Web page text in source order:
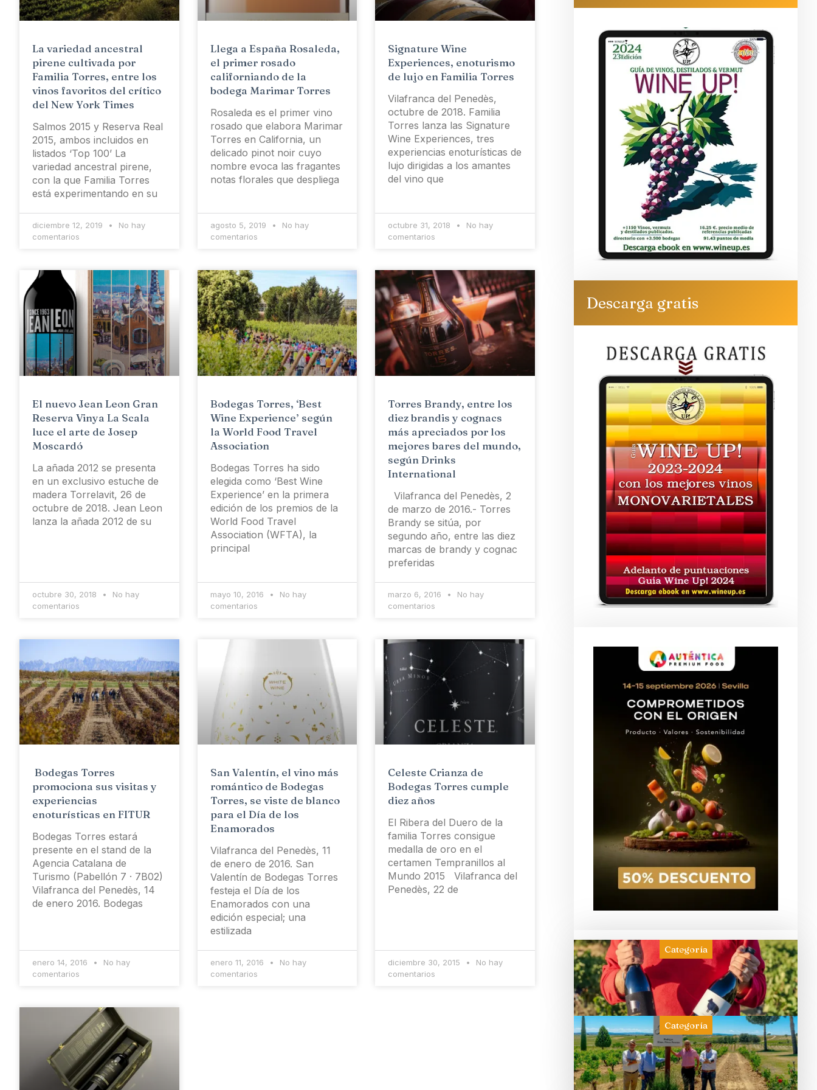
La variedad ancestral
pirene cultivada por
Familia Torres, entre los
vinos favoritos del crítico
del New York Times
Salmos 2015 y Reserva Real
2015, ambos incluidos en
listados ‘Top 100’ La
variedad ancestral pirene,
con la que Familia Torres
está experimentando en su
diciembre 12, 2019
No hay
comentarios
Llega a España Rosaleda,
el primer rosado
californiando de la
bodega Marimar Torres
Rosaleda es el primer vino
rosado que elabora Marimar
Torres en California, un
delicado pinot noir cuyo
nombre evoca las fragantes
notas florales que despliega
agosto 5, 2019
No hay
comentarios
Signature Wine
Experiences, enoturismo
de lujo en Familia Torres
Vilafranca del Penedès,
octubre de 2018. Familia
Torres lanza las Signature
Wine Experiences, tres
experiencias enoturísticas de
lujo dirigidas a los amantes
del vino que
octubre 31, 2018
No hay
comentarios
El nuevo Jean Leon Gran
Reserva Vinya La Scala
luce el arte de Josep
Moscardó
La añada 2012 se presenta
en un exclusivo estuche de
madera Torrelavit, 26 de
octubre de 2018. Jean Leon
lanza la añada 2012 de su
octubre 30, 2018
No hay
comentarios
Bodegas Torres, ‘Best
Wine Experience’ según
la World Food Travel
Association
Bodegas Torres ha sido
elegida como ‘Best Wine
Experience’ en la primera
edición de los premios de la
World Food Travel
Association (WFTA), la
principal
mayo 10, 2016
No hay
comentarios
Torres Brandy, entre los
diez brandis y cognacs
más apreciados por los
mejores bares del mundo,
según Drinks
International
Vilafranca del Penedès, 2
de marzo de 2016.- Torres
Brandy se sitúa, por
segundo año, entre las diez
marcas de brandy y cognac
preferidas
marzo 6, 2016
No hay
comentarios
Bodegas Torres
promociona sus visitas y
experiencias
enoturísticas en FITUR
Bodegas Torres estará
presente en el stand de la
Agencia Catalana de
Turismo (Pabellón 7 · 7B02)
Vilafranca del Penedès, 14
de enero 2016. Bodegas
enero 14, 2016
No hay
comentarios
San Valentín, el vino más
romántico de Bodegas
Torres, se viste de blanco
para el Día de los
Enamorados
Vilafranca del Penedès, 11
de enero de 2016. San
Valentín de Bodegas Torres
festeja el Día de los
Enamorados con una
edición especial; una
estilizada
enero 11, 2016
No hay
comentarios
Celeste Crianza de
Bodegas Torres cumple
diez años
El Ribera del Duero de la
familia Torres consigue
medalla de oro en el
certamen Tempranillos al
Mundo 2015 Vilafranca del
Penedès, 22 de
diciembre 30, 2015
No hay
comentarios
Descarga gratis
Categoría
Categoría